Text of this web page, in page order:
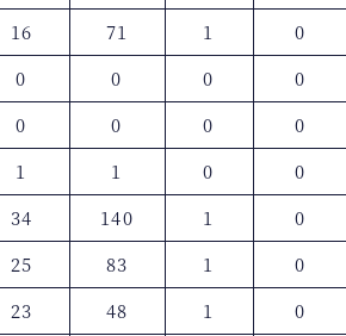
16 71 1 0
0 0 0 0
0 0 0 0
1 1 0 0
34 140 1 0
25 83 1 0
23 48 1 0